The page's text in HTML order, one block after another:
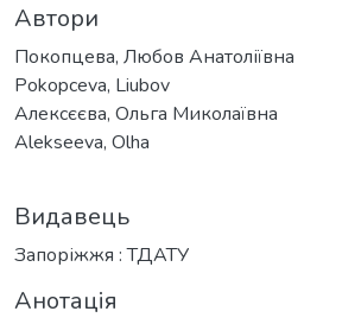
Автори
Покопцева, Любов Анатоліївна
Pokopceva, Liubov
Алексєєва, Ольга Миколаївна
Alekseeva, Olha
Видавець
Запоріжжя : ТДАТУ
Анотація